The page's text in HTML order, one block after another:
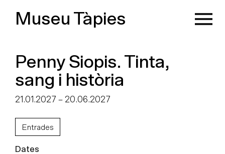
Museu Tàpies
Penny Siopis. Tinta,
sang i història
21.01.2027 – 20.06.2027
Entrades
Dates